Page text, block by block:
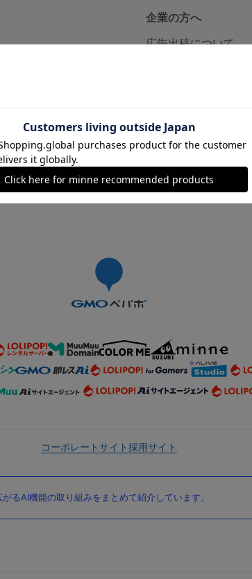
ト
企業の方へ
広告出稿について
採用情報 メディアキット
©GMO Pepabo, Inc. All rights reserved.
コーポレートサイト採用サイト
るAI機能の取り組みをまとめて紹介しています。